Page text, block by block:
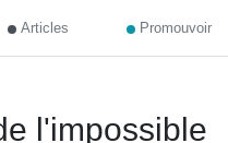
Articles Promouvoir
l'impossible